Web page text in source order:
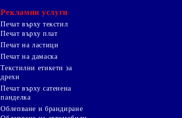
Рекламни услуги
Печат върху текстил
Печат върху плат
Печат на ластици
Печат на дамаска
Текстилни етикети за
дрехи
Печат върху сатенена
панделка
Облепване и брандиране